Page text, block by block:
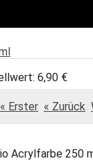
6,90 €
« Erster « Zurück
Acrylfarbe 250